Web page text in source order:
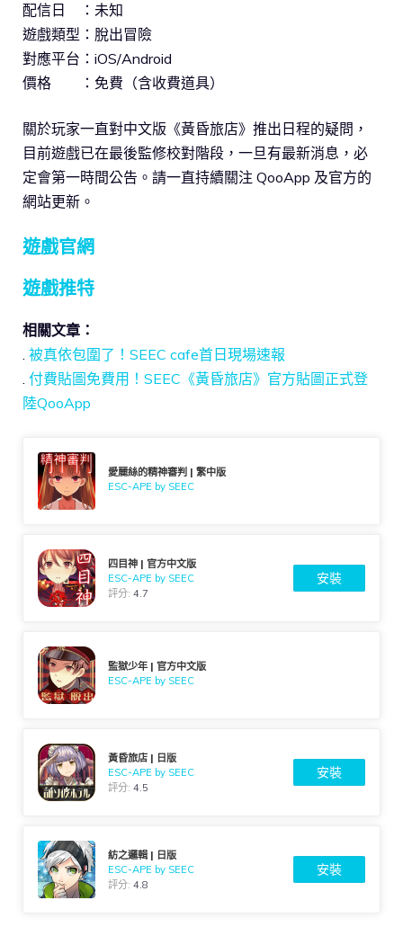
配信日 ：未知
遊戲類型：脫出冒險
對應平台：iOS/Android
價格 ：免費（含收費道具）
關於玩家一直對中文版《黃昏旅店》推出日程的疑問，
目前遊戲已在最後監修校對階段，一旦有最新消息，必
定會第一時間公告。請一直持續關注 QooApp 及官方的
網站更新。
遊戲官網
遊戲推特
相關文章：
. 被真依包圍了！SEEC cafe首日現場速報
. 付費貼圖免費用！SEEC《黃昏旅店》官方貼圖正式登
陸QooApp
愛麗絲的精神審判 | 繁中版
ESC-APE by SEEC
四目神 | 官方中文版
ESC-APE by SEEC
評分:4.7
安裝
監獄少年 | 官方中文版
ESC-APE by SEEC
黃昏旅店 | 日版
ESC-APE by SEEC
評分:4.5
安裝
紡之邏輯 | 日版
ESC-APE by SEEC
評分:4.8
安裝